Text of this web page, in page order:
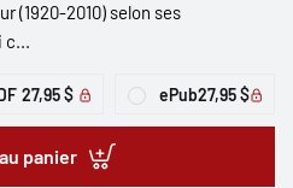
(1920-2010) selon ses
c...
27,95 $ ePub27,95 $
panier